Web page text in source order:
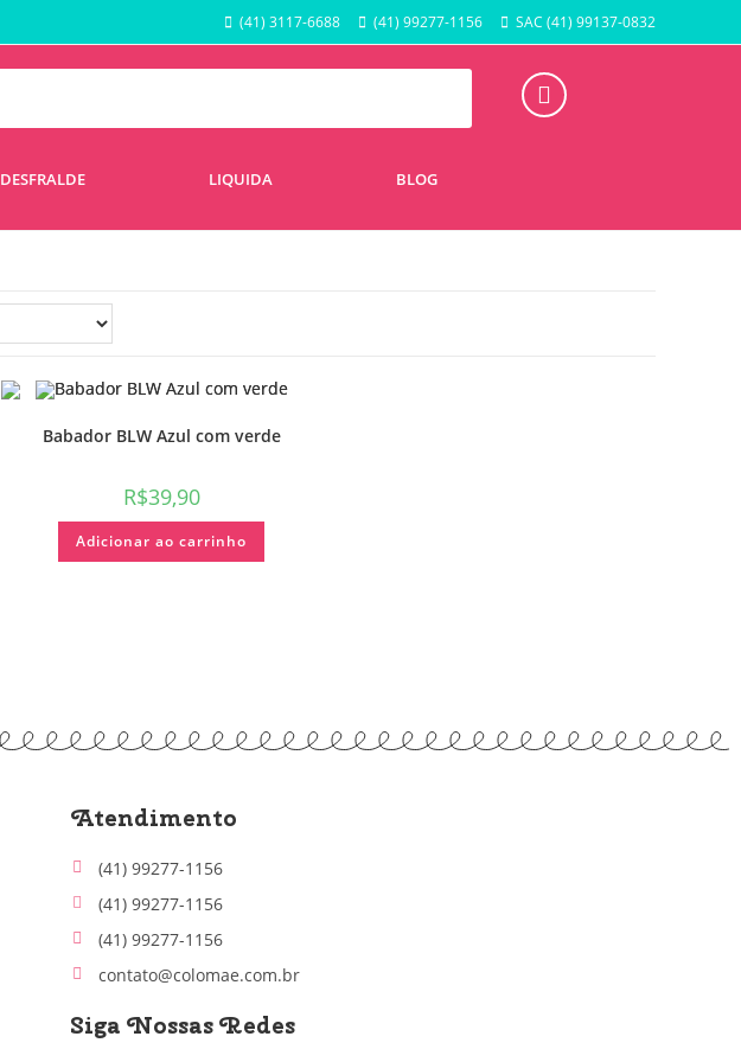
(41) 3117-6688 (41) 99277-1156 SAC (41) 99137-0832
DESFRALDE LIQUIDA BLOG
Babador BLW Azul com verde
R$39,90
Adicionar ao carrinho
Atendimento
(41) 99277-1156
(41) 99277-1156
(41) 99277-1156
contato@colomae.com.br
Siga Nossas Redes